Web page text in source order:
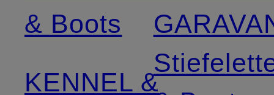
& Boots
KENNEL &